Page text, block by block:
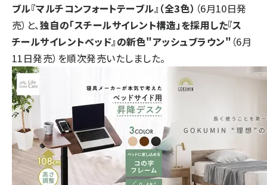
ブル『マルチコンフォートテーブル』（全3色） （6月10日発
売）と、独自の「スチールサイレント構造」を採用した『ス
チールサイレントベッド』の新色"アッシュブラウン" （6月
11日発売）を順次発売いたしました。